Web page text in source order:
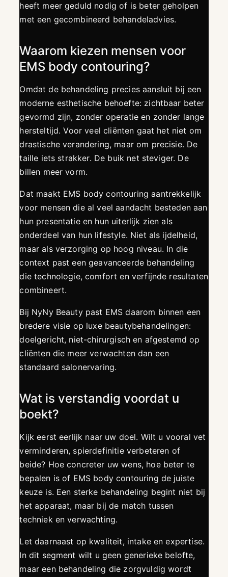
heeft meer geduld nodig of is beter geholpen
met een gecombineerd behandeladvies.
Waarom kiezen mensen voor
EMS body contouring?
Omdat de behandeling precies aansluit bij een
moderne esthetische behoefte: zichtbaar beter
gevormd zijn, zonder operatie en zonder lange
hersteltijd. Voor veel cliënten gaat het niet om
drastische verandering, maar om precisie. De
taille iets strakker. De buik net steviger. De
billen meer vorm.
Dat maakt EMS body contouring aantrekkelijk
voor mensen die al veel aandacht besteden aan
hun presentatie en hun uiterlijk zien als
onderdeel van hun lifestyle. Niet als ijdelheid,
maar als verzorging op hoog niveau. In die
context past een geavanceerde behandeling
die technologie, comfort en verfijnde resultaten
combineert.
Bij NyNy Beauty past EMS daarom binnen een
bredere visie op luxe beautybehandelingen:
doelgericht, niet-chirurgisch en afgestemd op
cliënten die meer verwachten dan een
standaard salonervaring.
Wat is verstandig voordat u
boekt?
Kijk eerst eerlijk naar uw doel. Wilt u vooral vet
verminderen, spierdefinitie verbeteren of
beide? Hoe concreter uw wens, hoe beter te
bepalen is of EMS body contouring de juiste
keuze is. Een sterke behandeling begint niet bij
het apparaat, maar bij de match tussen
techniek en verwachting.
Let daarnaast op kwaliteit, intake en expertise.
In dit segment wilt u geen generieke belofte,
maar een behandeling die zorgvuldig wordt